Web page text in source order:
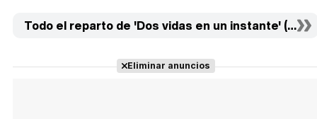
Todo el reparto de 'Dos vidas en un instante' (13)
Eliminar anuncios